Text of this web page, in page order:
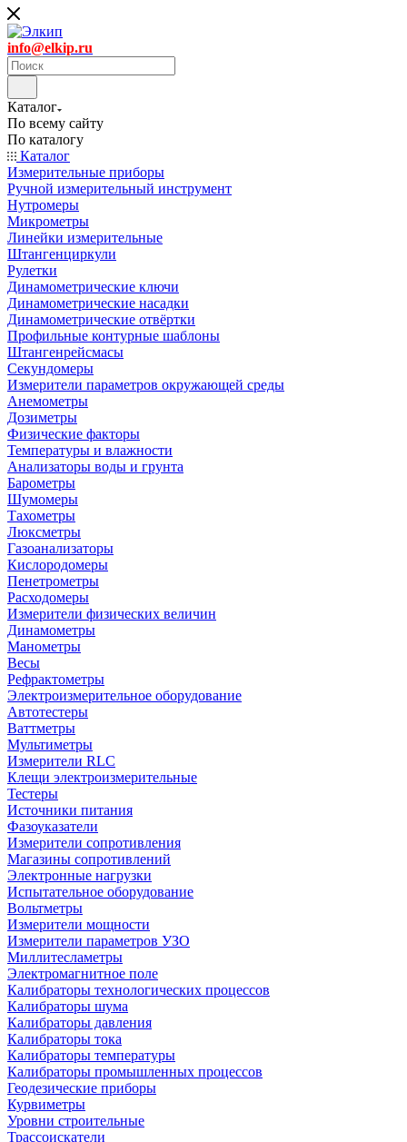
info@elkip.ru
Каталог
По всему сайту
По каталогу
Каталог
Измерительные приборы
Ручной измерительный инструмент
Нутромеры
Микрометры
Линейки измерительные
Штангенциркули
Рулетки
Динамометрические ключи
Динамометрические насадки
Динамометрические отвёртки
Профильные контурные шаблоны
Штангенрейсмасы
Секундомеры
Измерители параметров окружающей среды
Анемометры
Дозиметры
Физические факторы
Температуры и влажности
Анализаторы воды и грунта
Барометры
Шумомеры
Тахометры
Люксметры
Газоанализаторы
Кислородомеры
Пенетрометры
Расходомеры
Измерители физических величин
Динамометры
Манометры
Весы
Рефрактометры
Электроизмерительное оборудование
Автотестеры
Ваттметры
Мультиметры
Измерители RLC
Клещи электроизмерительные
Тестеры
Источники питания
Фазоуказатели
Измерители сопротивления
Магазины сопротивлений
Электронные нагрузки
Испытательное оборудование
Вольтметры
Измерители мощности
Измерители параметров УЗО
Миллитесламетры
Электромагнитное поле
Калибраторы технологических процессов
Калибраторы шума
Калибраторы давления
Калибраторы тока
Калибраторы температуры
Калибраторы промышленных процессов
Геодезические приборы
Курвиметры
Уровни строительные
Трассоискатели